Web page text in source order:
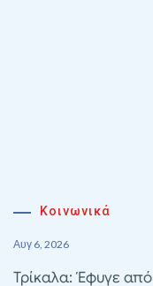
Κοινωνικά
Αυγ 6, 2026
Τρίκαλα: Έφυγε